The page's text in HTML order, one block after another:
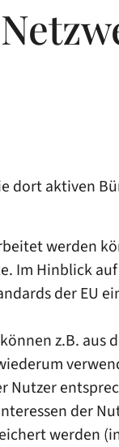
dort aktiven
werden
Im Hinblick
der EU
z.B. aus
der
werden